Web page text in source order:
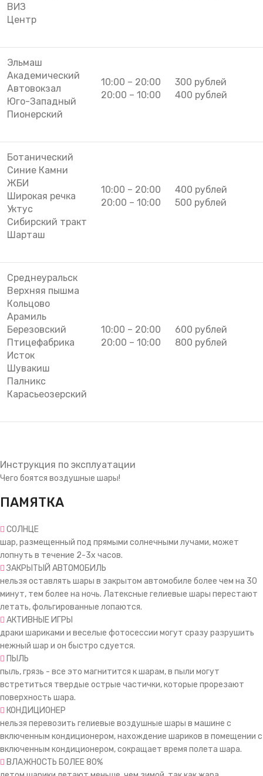
ВИЗ
Центр
Эльмаш
Академический
Автовокзал
Юго-Западный
Пионерский
10:00 – 20:00
20:00 – 10:00
300 рублей
400 рублей
Ботанический
Синие Камни
ЖБИ
Широкая речка
Уктус
Сибирский тракт
Шарташ
10:00 – 20:00
20:00 – 10:00
400 рублей
500 рублей
Среднеуральск
Верхняя пышма
Кольцово
Арамиль
Березовский
Птицефабрика
Исток
Шувакиш
Палникс
Карасьеозерский
10:00 – 20:00
20:00 – 10:00
600 рублей
800 рублей
Инструкция по эксплуатации
Чего боятся воздушные шары!
ПАМЯТКА
СОЛНЦЕ
шар, размещенный под прямыми солнечными лучами, может
лопнуть в течение 2-3х часов.
ЗАКРЫТЫЙ АВТОМОБИЛЬ
нельзя оставлять шары в закрытом автомобиле более чем на 30
минут, тем более на ночь. Латексные гелиевые шары перестают
летать, фольгированные лопаются.
АКТИВНЫЕ ИГРЫ
драки шариками и веселые фотосессии могут сразу разрушить
нежный шар и он быстро сдуется.
ПЫЛЬ
пыль, грязь - все это магнитится к шарам, в пыли могут
встретиться твердые острые частички, которые прорезают
поверхность шара.
КОНДИЦИОНЕР
нельзя перевозить гелиевые воздушные шары в машине с
включенным кондиционером, нахождение шариков в помещении с
включенным кондиционером, сокращает время полета шара.
ВЛАЖНОСТЬ БОЛЕЕ 80%